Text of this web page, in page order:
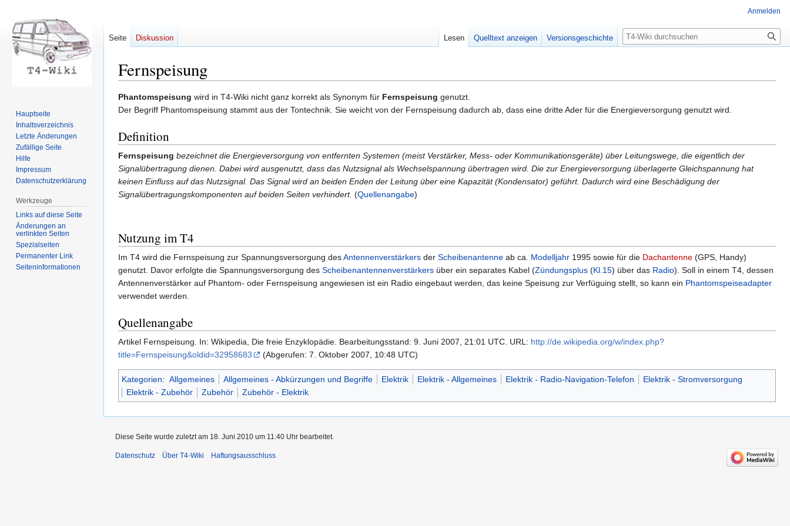
Fernspeisung
Zur
Navigation
Zur
Suche
Phantomspeisung wird in T4-Wiki nicht ganz korrekt als Synonym für Fernspeisung genutzt.
Der Begriff Phantomspeisung stammt aus der Tontechnik. Sie weicht von der Fernspeisung dadurch ab, dass eine dritte Ader für die Energieversorgung genutzt wird.
Definition
Fernspeisung bezeichnet die Energieversorgung von entfernten Systemen (meist Verstärker, Mess- oder Kommunikationsgeräte) über Leitungswege, die eigentlich der
Signalübertragung dienen. Dabei wird ausgenutzt, dass das Nutzsignal als Wechselspannung übertragen wird. Die zur Energieversorgung überlagerte Gleichspannung hat
keinen Einfluss auf das Nutzsignal. Das Signal wird an beiden Enden der Leitung über eine Kapazität (Kondensator) geführt. Dadurch wird eine Beschädigung der
Signalübertragungskomponenten auf beiden Seiten verhindert. (Quellenangabe)
Nutzung im T4
Im T4 wird die Fernspeisung zur Spannungsversorgung desAntennenverstärkers der Scheibenantenne ab ca. Modelljahr 1995 sowie für die Dachantenne (GPS, Handy)
genutzt. Davor erfolgte die Spannungsversorgung des Scheibenantennenverstärkers über ein separates Kabel (Zündungsplus (Kl.15) über das Radio). Soll in einem T4, dessen
Antennenverstärker auf Phantom- oder Fernspeisung angewiesen ist ein Radio eingebaut werden, das keine Speisung zur Verfüguing stellt, so kann ein Phantomspeiseadapter
verwendet werden.
Quellenangabe
Artikel Fernspeisung. In: Wikipedia, Die freie Enzyklopädie. Bearbeitungsstand: 9. Juni 2007, 21:01 UTC. URL: http://de.wikipedia.org/w/index.php?
title=Fernspeisung&oldid=32958683
(Abgerufen: 7. Oktober 2007, 10:48 UTC)
Kategorien: Allgemeines Allgemeines - Abkürzungen und Begriffe Elektrik Elektrik - Allgemeines Elektrik - Radio-Navigation-Telefon
Elektrik - Stromversorgung
Elektrik - Zubehör
Zubehör Zubehör - Elektrik
Anmelden
Seite Diskussion Lesen Quelltext anzeigen Versionsgeschichte Suche
Hauptseite
Inhaltsverzeichnis
Letzte Änderungen
Zufällige Seite
Hilfe
Impressum
Datenschutzerklärung
Werkzeuge
Links auf diese Seite
Änderungen an
verlinkten Seiten
Spezialseiten
Permanenter Link
Seiten­informationen
Diese Seite wurde zuletzt am 18. Juni 2010 um 11:40 Uhr bearbeitet.
Datenschutz Über T4-Wiki Haftungsausschluss